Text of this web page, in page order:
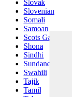
Slovak
Slovenian
Somali
Samoan
Scots Gaelic
Shona
Sindhi
Sundanese
Swahili
Tajik
Tamil